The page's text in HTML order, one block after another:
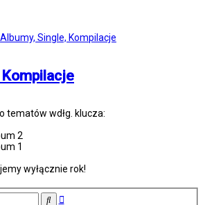
Albumy, Single, Kompilacje
tematów wdłg. klucza:
2
1
wyłącznie rok!
SzukajWyszukiwanie